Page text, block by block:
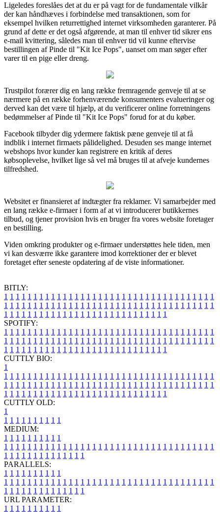
Ligeledes foreslåes det at du er på vagt for de fundamentale vilkår
der kan håndhæves i forbindelse med transaktionen, som for
eksempel hvilken returrettighed internet virksomheden garanterer. På
grund af dette er det også afgørende, at man til enhver tid sikrer ens
e-mail kvittering, således man til enhver tid vil kunne eftervise
bestillingen af Pinde til "Kit Ice Pops", uanset om man søger efter
varer til en pige eller dreng.
Trustpilot forærer dig en lang række fremragende genveje til at se
nærmere på en række forhenværende konsumenters evalueringer og
derved kan det være til hjælp, at du verificerer online forretningens
bedømmelser af Pinde til "Kit Ice Pops" forud for at du køber.
Facebook tilbyder dig ydermere faktisk pæne genveje til at få
indblik i internet firmaets pålidelighed. Desuden ses mange internet
webshops hvor kunder kan registrere en kritik af deres
købsoplevelse, hvilket lige så vel må bruges til at afveje kundernes
tilfredshed.
Websitet er finansieret af indtægter fra reklamer. Vi samarbejder med
en lang række e-firmaer i form af at vi introducerer butikkernes
tilbud, og tjener provision hvis en bruger fra vores website foretager
en bestilling.
Viden omkring produkter og e-firmaer understøttes hele tiden, men
vi kan desværre ikke garantere imod korrektioner der er blevet
foretaget efter seneste opdatering af de viste informationer.
BITLY:
1 1 1 1 1 1 1 1 1 1 1 1 1 1 1 1 1 1 1 1 1 1 1 1 1 1 1 1 1 1 1 1 1 1 1 1
1 1 1 1 1 1 1 1 1 1 1 1 1 1 1 1 1 1 1 1 1 1 1 1 1 1 1 1 1 1 1 1 1 1 1 1
1 1 1 1 1 1 1 1 1 1 1 1 1 1 1 1 1 1 1 1 1 1 1 1 1 1 1 1
SPOTIFY:
1 1 1 1 1 1 1 1 1 1 1 1 1 1 1 1 1 1 1 1 1 1 1 1 1 1 1 1 1 1 1 1 1 1 1 1
1 1 1 1 1 1 1 1 1 1 1 1 1 1 1 1 1 1 1 1 1 1 1 1 1 1 1 1 1 1 1 1 1 1 1 1
1 1 1 1 1 1 1 1 1 1 1 1 1 1 1 1 1 1 1 1 1 1 1 1 1 1 1 1
CUTTLY BIO:
1
1 1 1 1 1 1 1 1 1 1 1 1 1 1 1 1 1 1 1 1 1 1 1 1 1 1 1 1 1 1 1 1 1 1 1 1
1 1 1 1 1 1 1 1 1 1 1 1 1 1 1 1 1 1 1 1 1 1 1 1 1 1 1 1 1 1 1 1 1 1 1 1
1 1 1 1 1 1 1 1 1 1 1 1 1 1 1 1 1 1 1 1 1 1 1 1 1 1 1 1
CUTTLY OLD:
1
1 1 1 1 1 1 1 1 1 1
MEDIUM:
1 1 1 1 1 1 1 1 1 1
1 1 1 1 1 1 1 1 1 1 1 1 1 1 1 1 1 1 1 1 1 1 1 1 1 1 1 1 1 1 1 1 1 1 1 1
1 1 1 1 1 1 1 1 1 1 1 1 1 1
PARALLELS:
1 1 1 1 1 1 1 1 1 1
1 1 1 1 1 1 1 1 1 1 1 1 1 1 1 1 1 1 1 1 1 1 1 1 1 1 1 1 1 1 1 1 1 1 1 1
1 1 1 1 1 1 1 1 1 1 1 1 1 1
URL PARAMETER:
1 1 1 1 1 1 1 1 1 1